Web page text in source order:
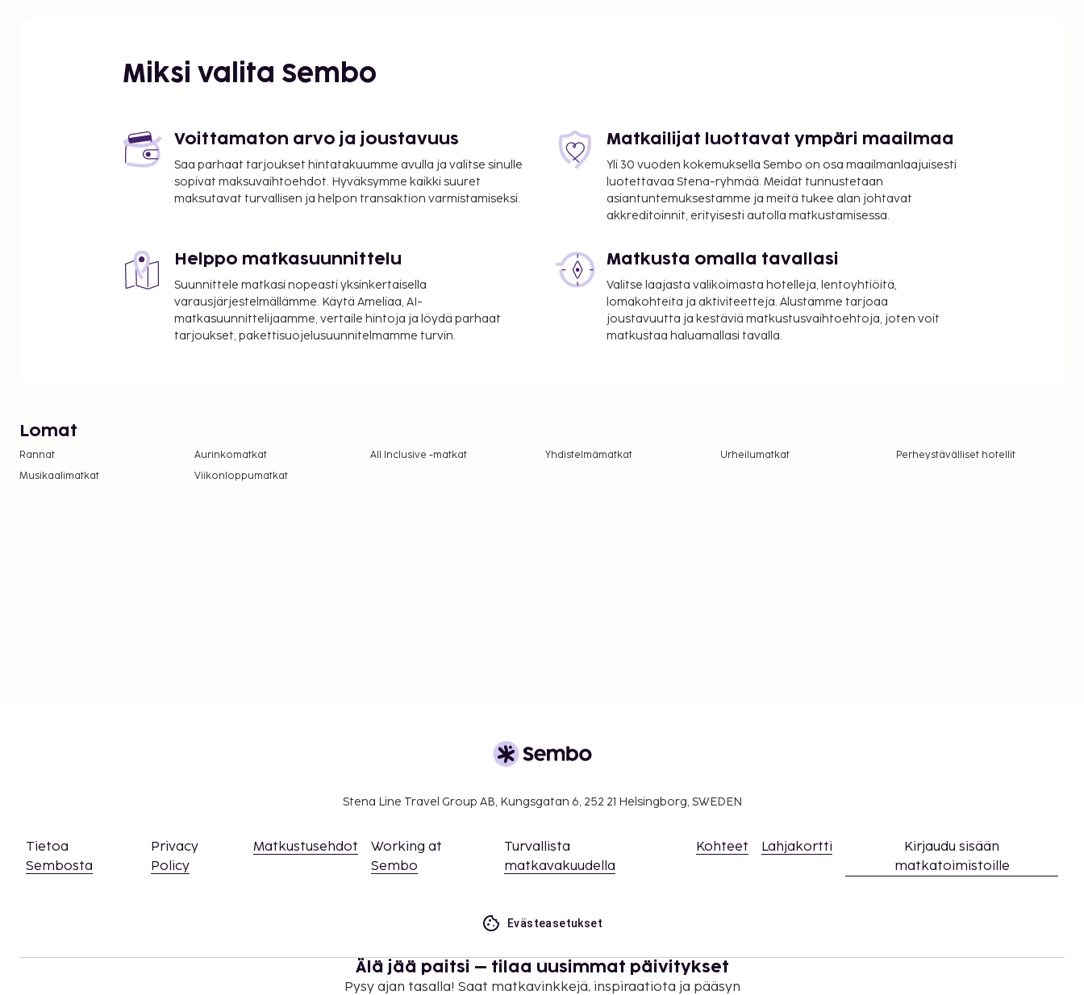
Miksi valita Sembo
Voittamaton arvo ja joustavuus
Saa parhaat tarjoukset hintatakuumme avulla ja valitse sinulle
sopivat maksuvaihtoehdot. Hyväksymme kaikki suuret
maksutavat turvallisen ja helpon transaktion varmistamiseksi.
Matkailijat luottavat ympäri maailmaa
Yli 30 vuoden kokemuksella Sembo on osa maailmanlaajuisesti
luotettavaa Stena-ryhmää. Meidät tunnustetaan
asiantuntemuksestamme ja meitä tukee alan johtavat
akkreditoinnit, erityisesti autolla matkustamisessa.
Helppo matkasuunnittelu
Suunnittele matkasi nopeasti yksinkertaisella
varausjärjestelmällämme. Käytä Ameliaa, AI-
matkasuunnittelijaamme, vertaile hintoja ja löydä parhaat
tarjoukset, pakettisuojelusuunnitelmamme turvin.
Matkusta omalla tavallasi
Valitse laajasta valikoimasta hotelleja, lentoyhtiöitä,
lomakohteita ja aktiviteetteja. Alustamme tarjoaa
joustavuutta ja kestäviä matkustusvaihtoehtoja, joten voit
matkustaa haluamallasi tavalla.
Lomat
Rannat Aurinkomatkat All Inclusive -matkat Yhdistelmämatkat Urheilumatkat
Perheystävälliset hotellit
Musikaalimatkat
Viikonloppumatkat
Stena Line Travel Group AB, Kungsgatan 6, 252 21 Helsingborg, SWEDEN
Tietoa
Sembosta
Privacy
Policy
Matkustusehdot
Working at
Sembo
Turvallista
matkavakuudella
Kohteet Lahjakortti
Kirjaudu sisään
matkatoimistoille
Evästeasetukset
Älä jää paitsi – tilaa uusimmat päivitykset
Pysy ajan tasalla! Saat matkavinkkejä, inspiraatiota ja pääsyn